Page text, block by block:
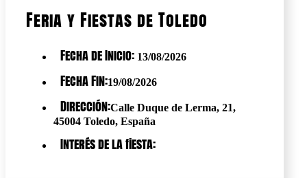
Feria y Fiestas de Toledo
Fecha de Inicio: 13/08/2026
Fecha Fin:19/08/2026
Dirección:Calle Duque de Lerma, 21,
45004 Toledo, España
Interés de la fiesta: